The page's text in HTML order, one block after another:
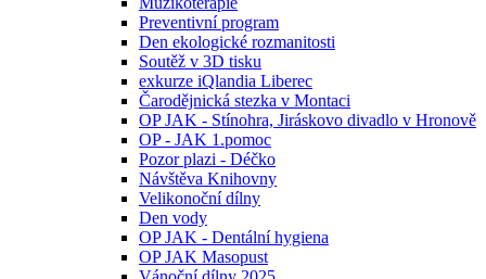
Preventivní program
Den ekologické rozmanitosti
Soutěž v 3D tisku
exkurze iQlandia Liberec
Čarodějnická stezka v Montaci
OP JAK - Stínohra, Jiráskovo divadlo v Hronově
OP - JAK 1.pomoc
Pozor plazi - Déčko
Návštěva Knihovny
Velikonoční dílny
Den vody
OP JAK - Dentální hygiena
OP JAK Masopust